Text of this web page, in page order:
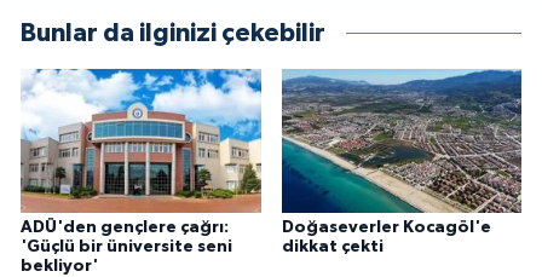
Bunlar da ilginizi çekebilir
ADÜ'den gençlere çağrı:
'Güçlü bir üniversite seni
bekliyor'
Doğaseverler Kocagöl'e
dikkat çekti